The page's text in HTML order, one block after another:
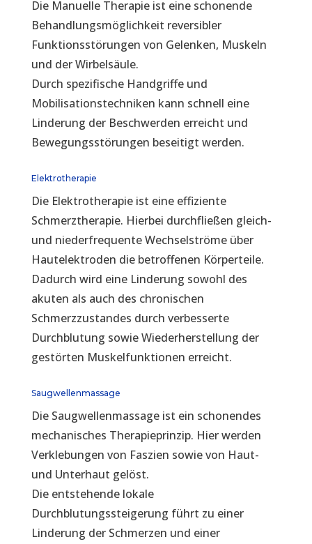
Die Manuelle Therapie ist eine schonende
Behandlungsmöglichkeit reversibler
Funktionsstörungen von Gelenken, Muskeln
und der Wirbelsäule.
Durch spezifische Handgriffe und
Mobilisationstechniken kann schnell eine
Linderung der Beschwerden erreicht und
Bewegungsstörungen beseitigt werden.
Elektrotherapie
Die Elektrotherapie ist eine effiziente
Schmerztherapie. Hierbei durchfließen gleich-
und niederfrequente Wechselströme über
Hautelektroden die betroffenen Körperteile.
Dadurch wird eine Linderung sowohl des
akuten als auch des chronischen
Schmerzzustandes durch verbesserte
Durchblutung sowie Wiederherstellung der
gestörten Muskelfunktionen erreicht.
Saugwellenmassage
Die Saugwellenmassage ist ein schonendes
mechanisches Therapieprinzip. Hier werden
Verklebungen von Faszien sowie von Haut-
und Unterhaut gelöst.
Die entstehende lokale
Durchblutungssteigerung führt zu einer
Linderung der Schmerzen und einer